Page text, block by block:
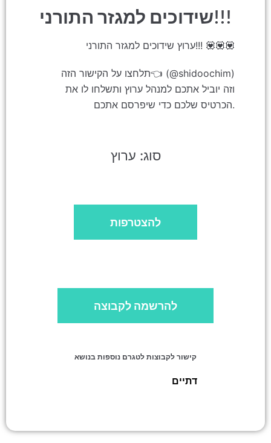
שידוכים למגזר התורני!!!
ערוץ שידוכים למגזר התורני!!! 💟💟💟
תלחצו על הקישור הזה👈 (@shidoochim)
וזה יוביל אתכם למנהל ערוץ ותשלחו לו את
הכרטיס שלכם כדי שיפרסם אתכם.
סוג: ערוץ
להצטרפות
להרשמה לקבוצה
קישור לקבוצות לטגרם נוספות בנושא
דתייםשידוכים למגזר התורני!!!